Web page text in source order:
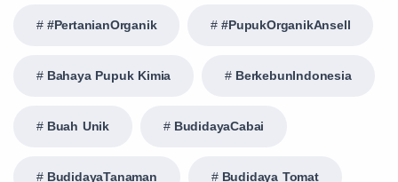
#PertanianOrganik #PupukOrganikAnsell
Bahaya Pupuk Kimia BerkebunIndonesia
Buah Unik BudidayaCabai
BudidayaTanaman Budidaya Tomat